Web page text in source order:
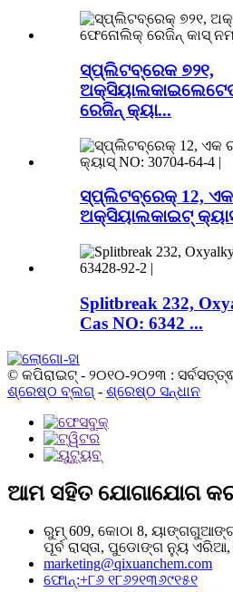
ସ୍ପ୍ଲିଟବ୍ରେକ ୭୨୧,
ରେଜିନ୍ କ୍ୟା...
ସ୍ପ୍ଲିଟବ୍ରେକ୍ 12, ଏକ
ଅକ୍ସିୟାଲକାଇଟ୍
Splitbreak 232,
Cas NO: 6342 ...
© କପିରାଇଟ୍ - ୨୦୧୦-୨୦୨୩ :
ଶ୍ରେଷ୍ଠ ବ୍ଲଗ୍ - ଶ୍ରେଷ୍ଠ ସନ୍ଧାନ
ଆମ ସହିତ ଯୋଗାଯୋଗ
ରୁମ୍ 609, କୋଠା 8,
ପୂର୍ବ ରାସ୍ତା, ପୁଡୋଙ୍ଗ ନ୍ୟୁ ଏରିଆ,
marketing@qixuanchem.com
ଫୋନ୍:+୮୬ ୧୮୬୨୧୩୬୯୧୫୧